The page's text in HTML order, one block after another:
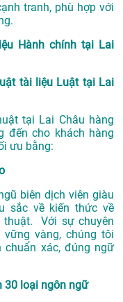
tranh, phù hợp với
Hành chính tại Lai
tài liệu Luật tại Lai
tại Lai Châu hàng
đến cho khách hàng
ưu bằng:
biên dịch viên giàu
sắc về kiến thức về
thuật. Với sự chuyên
vàng, chúng tôi
xác, đúng ngữ
30 loại ngôn ngữ